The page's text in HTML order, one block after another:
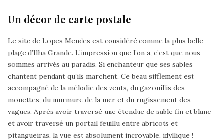
Un décor de carte postale
Le site de Lopes Mendes est considéré comme la plus belle
plage d’Ilha Grande. L’impression que l’on a, c’est que nous
sommes arrivés au paradis. Si enchanteur que ses sables
chantent pendant qu’ils marchent. Ce beau sifflement est
accompagné de la mélodie des vents, du gazouillis des
mouettes, du murmure de la mer et du rugissement des
vagues. Après avoir traversé une étendue de sable fin et blanc
et avoir traversé un portail feuillu entre abricots et
pitangueiras, la vue est absolument incroyable, idyllique !